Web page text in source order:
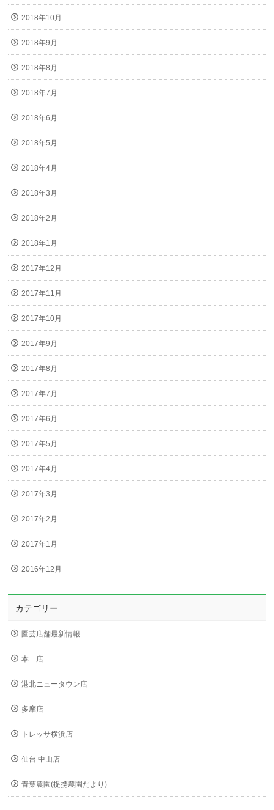
2018年10月
2018年9月
2018年8月
2018年7月
2018年6月
2018年5月
2018年4月
2018年3月
2018年2月
2018年1月
2017年12月
2017年11月
2017年10月
2017年9月
2017年8月
2017年7月
2017年6月
2017年5月
2017年4月
2017年3月
2017年2月
2017年1月
2016年12月
カテゴリー
園芸店舗最新情報
本 店
港北ニュータウン店
多摩店
トレッサ横浜店
仙台 中山店
青葉農園(提携農園だより)